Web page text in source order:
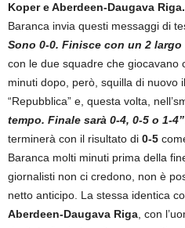
Koper e Aberdeen-Daugava Riga.
Baranca invia questi messaggi di
Sono 0-0. Finisce con un 2 largo
con le due squadre che giocavano
minuti dopo, però, squilla di nuovo
“Repubblica” e, questa volta,
tempo. Finale sarà 0-4, 0-5 o 1-4”
terminerà con il risultato di 0-5
Baranca molti minuti prima della
giornalisti non ci credono, non è
netto anticipo. La stessa identica
Aberdeen-Daugava Riga, con